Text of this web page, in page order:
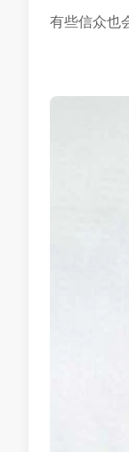
有些信众也